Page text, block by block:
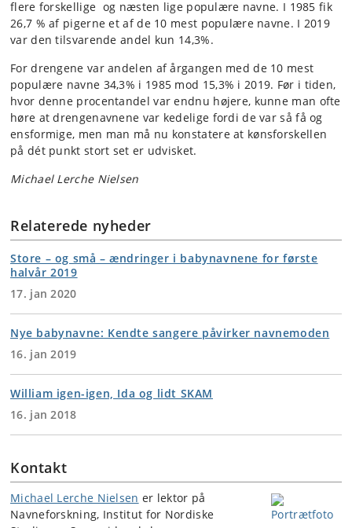
flere forskellige og næsten lige populære navne. I 1985 fik
26,7 % af pigerne et af de 10 mest populære navne. I 2019
var den tilsvarende andel kun 14,3%.
For drengene var andelen af årgangen med de 10 mest
populære navne 34,3% i 1985 mod 15,3% i 2019. Før i tiden,
hvor denne procentandel var endnu højere, kunne man ofte
høre at drengenavnene var kedelige fordi de var så få og
ensformige, men man må nu konstatere at kønsforskellen
på dét punkt stort set er udvisket.
Michael Lerche Nielsen
Relaterede nyheder
Store – og små – ændringer i babynavnene for første
halvår 2019
17. jan 2020
Nye babynavne: Kendte sangere påvirker navnemoden
16. jan 2019
William igen-igen, Ida og lidt SKAM
16. jan 2018
Kontakt
Michael Lerche Nielsen er lektor på
Navneforskning, Institut for Nordiske